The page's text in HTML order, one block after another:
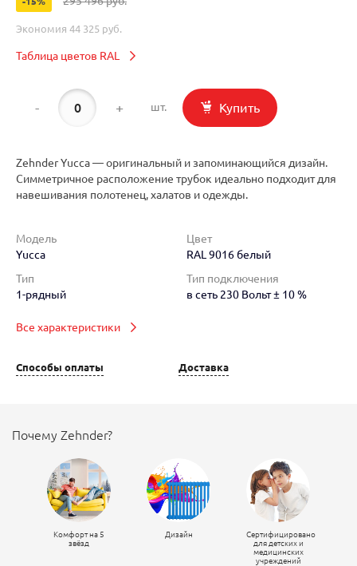
Экономия 44 325 руб.
Таблица цветов RAL
- + шт. Купить
Zehnder Yucca — оригинальный и запоминающийся дизайн.
Симметричное расположение трубок идеально подходит для
навешивания полотенец, халатов и одежды.
Модель
Yucca
Цвет
RAL 9016 белый
Тип
1-рядный
Тип подключения
в сеть 230 Вольт ± 10 %
Все характеристики
Способы оплаты Доставка
Почему Zehnder?
Комфорт на 5
звёзд
Дизайн
Сертифицировано
для детских и
медицинских
учреждений